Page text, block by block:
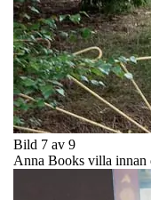
Bild 7 av 9
Anna Books villa innan